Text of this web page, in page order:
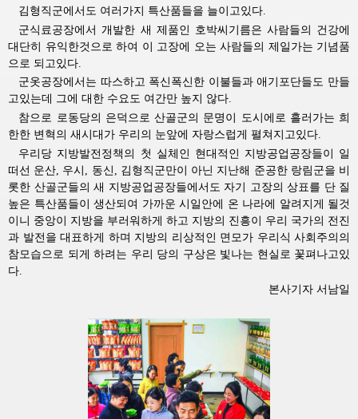
김형직군에서도 여러가지 특산품들을 늘이고있다.
군식료공장에서 개발한 새 제품인 호박씨기름은 사람들의 건강에
대단히 유익한것으로 하여 이 고장에 오는 사람들의 제일가는 기념품
으로 되고있다.
군옷공장에서는 따스하고 폭신폭신한 이불들과 애기포단들도 만들
고있는데 그에 대한 수요도 여간만 높지 않다.
참으로 로동당의 은덕으로 산골군의 문명이 도시에로 흘러가는 희
한한 변혁의 새시대가 우리의 눈앞에 자랑스럽게 펼쳐지고있다.
우리당 지방발전정책의 첫 실체인 현대적인 지방공업공장들이 일
떠선 운산, 우시, 동신, 김형직군만이 아닌 지난해 준공한 랑림군을 비
롯한 산골군들의 새 지방공업공장들에서도 자기 고장의 상표를 단 질
높은 특산품들이 생산되여 가까운 시일안에 온 나라에 알려지게 될것
이니 중앙이 지방을 부러워하게 하고 지방의 진흥이 우리 국가의 전진
과 발전을 대표하게 하며 지방의 리상적인 면모가 우리식 사회주의의
참모습으로 되게 하려는 우리 당의 구상은 빛나는 현실로 꽃펴나고있
다.
본사기자 서남일